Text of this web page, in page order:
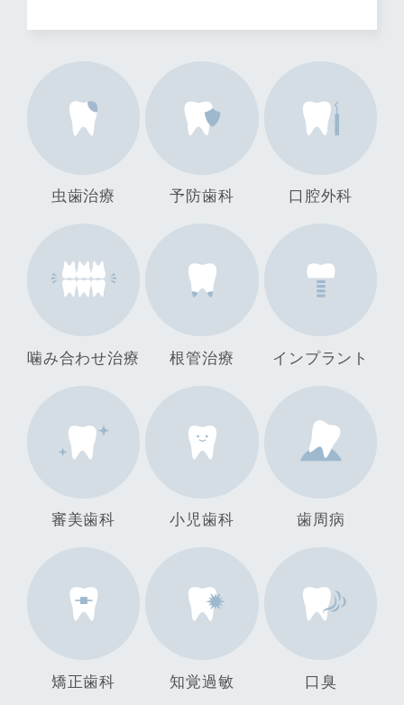
虫歯治療 予防歯科 口腔外科
噛み合わせ治療 根管治療 インプラント
審美歯科 小児歯科 歯周病
矯正歯科 知覚過敏 口臭